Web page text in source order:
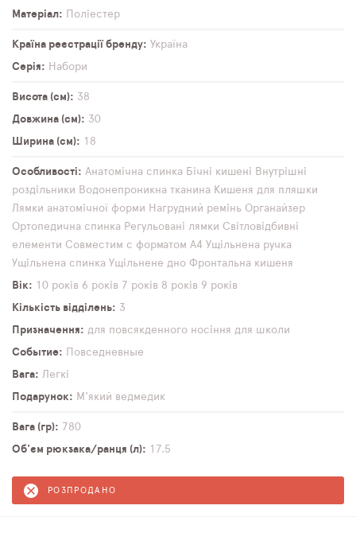
Матеріал
Поліестер
Країна реєстрації бренду
Україна
Серія
Набори
Висота (см)
38
Довжина (см)
30
Ширина (см)
18
Особливості Анатомічна спинка Бічні кишені Внутрішні
роздільники Водонепроникна тканина Кишеня для пляшки
Лямки анатомічної форми Нагрудний ремінь Органайзер
Ортопедична спинка Регульовані лямки Світловідбивні
елементи Совместим с форматом А4 Ущільнена ручка
Ущільнена спинка Ущільнене дно Фронтальна кишеня
Вік
10 років 6 років 7 років 8 років 9 років
Кількість відділень
3
Призначення
для повсякденного носіння для школи
Событие
Повседневные
Вага
Легкі
Подарунок
М'який ведмедик
Вага (гр)
780
Об'єм рюкзака/ранця (л)
17,5
РОЗПРОДАНО